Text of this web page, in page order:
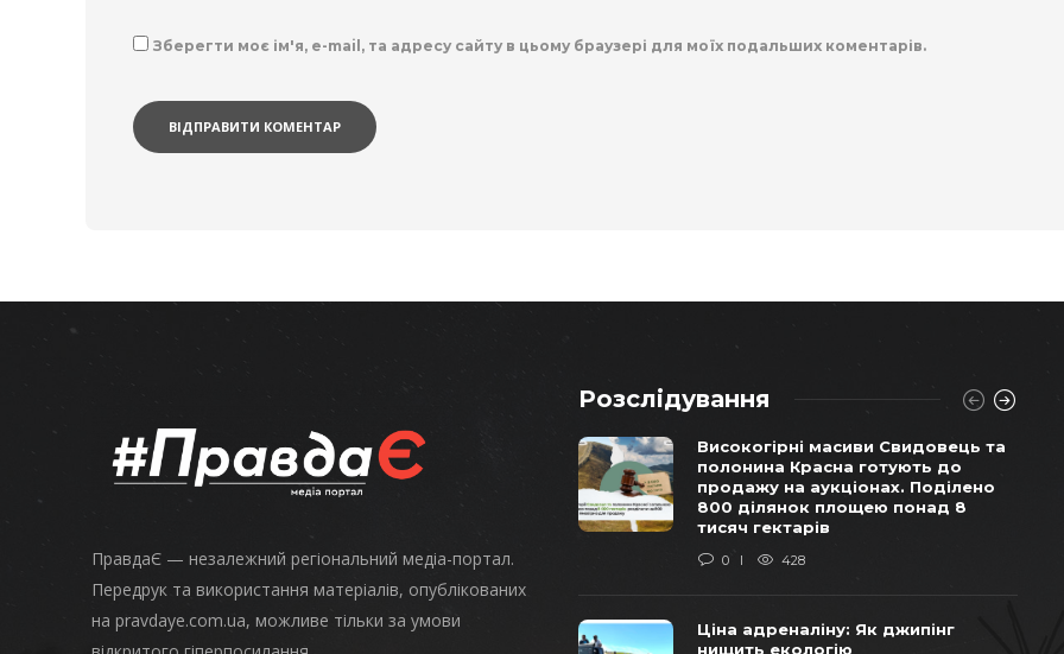
Зберегти моє ім'я, e-mail, та адресу сайту в цьому браузері для моїх подальших коментарів.
ПравдаЄ — незалежний регіональний медіа-портал.
Передрук та використання матеріалів, опублікованих
на pravdaye.com.ua, можливе тільки за умови
Розслідування
Високогірні масиви Свидовець та
полонина Красна готують до
продажу на аукціонах. Поділено
800 ділянок площею понад 8
тисяч гектарів
0 428
Ціна адреналіну: Як джипінг
нищить екологію